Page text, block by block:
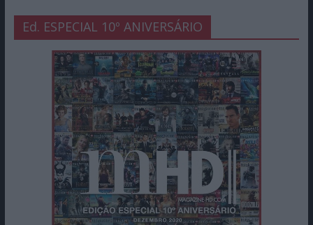
LEGO Senhor dos Anéis Minas Tirith, a
pena comprar?
25 de Junho de 2026
Load More
Pub